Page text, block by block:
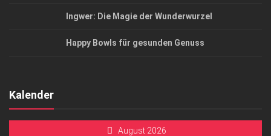
Ingwer: Die Magie der Wunderwurzel
Happy Bowls für gesunden Genuss
Kalender
August 2026